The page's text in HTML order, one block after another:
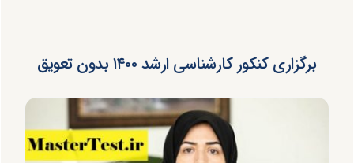
برگزاری کنکور کارشناسی ارشد ۱۴۰۰ بدون تعویق